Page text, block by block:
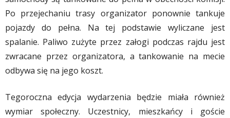
Po przejechaniu trasy organizator ponownie tankuje
pojazdy do pełna. Na tej podstawie wyliczane jest
spalanie. Paliwo zużyte przez załogi podczas rajdu jest
zwracane przez organizatora, a tankowanie na mecie
odbywa się na jego koszt.
Tegoroczna edycja wydarzenia będzie miała również
wymiar społeczny. Uczestnicy, mieszkańcy i goście